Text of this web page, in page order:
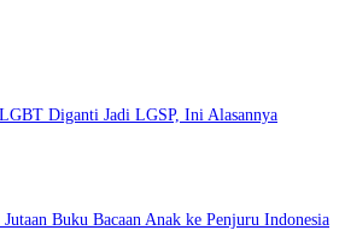
Diganti Jadi LGSP, Ini Alasannya
Buku Bacaan Anak ke Penjuru Indonesia